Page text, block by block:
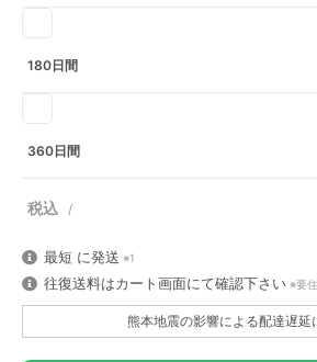
180日間
360日間
最短 に発送 ※1
往復送料はカート画面にて確認下さい ※要
熊本地震の影響による配達遅延